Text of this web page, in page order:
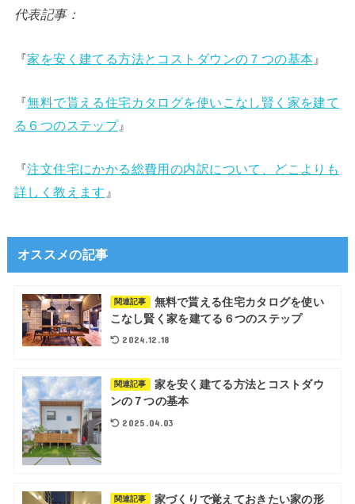
代表記事：
『家を安く建てる方法とコストダウンの７つの基本 』
『無料で貰える住宅カタログを使いこなし賢く家を建て
る６つのステップ』
『注文住宅にかかる総費用の内訳について、どこよりも
詳しく教えます 』
オススメの記事
関連記事
無料で貰える住宅カタログを使い
こなし賢く家を建てる６つのステップ
2024.12.18
関連記事
家を安く建てる方法とコストダウ
ンの７つの基本
2025.04.03
関連記事
家づくりで覚えておきたい家の形